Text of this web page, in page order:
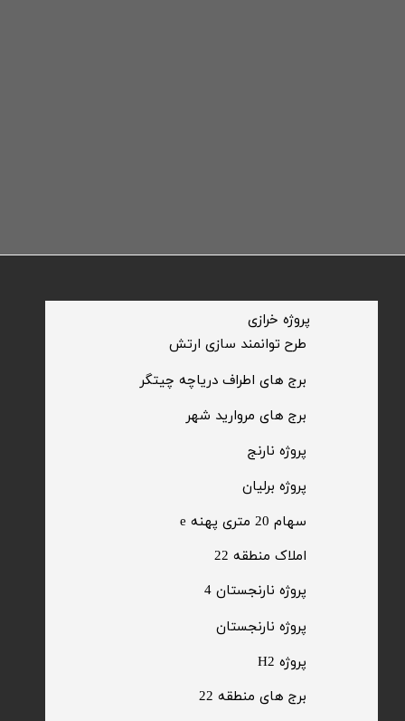
​طرح توانمند سازی ارتش
سهام 20 متری پهنه e​​​​​​​
​املاک منطقه 22
برج های منطقه 22
​پروژه خرازی
پروژه برلیان
پروژه H2
​پروژه نارنج
​پروژه نارنجستان
​برج های اطراف دریاچه چیتگر
​برج های مروارید شهر
پروژه نارنجستان 4